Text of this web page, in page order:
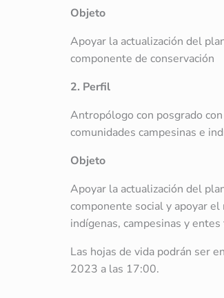
Objeto
Apoyar la actualización del
componente de conservación
2. Perfil
Antropólogo con posgrado
comunidades campesinas e
Objeto
Apoyar la actualización del
componente social y apoyar
indígenas, campesinas y
Las hojas de vida podrán ser
2023 a las 17:00.